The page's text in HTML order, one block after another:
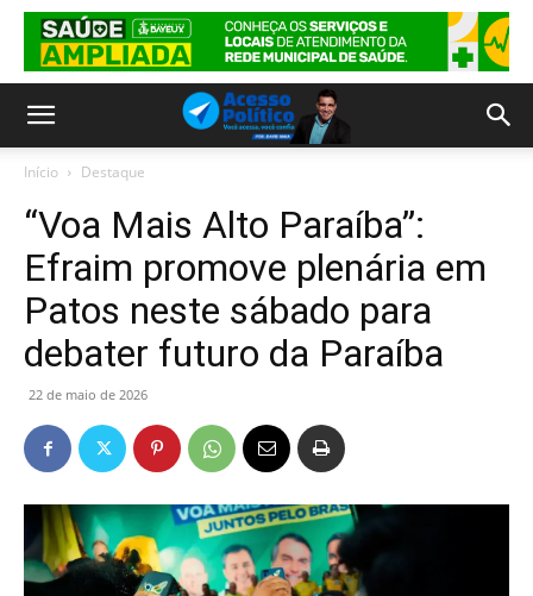
Início Destaque
“Voa Mais Alto Paraíba”:
Efraim promove plenária em
Patos neste sábado para
debater futuro da Paraíba
22 de maio de 2026